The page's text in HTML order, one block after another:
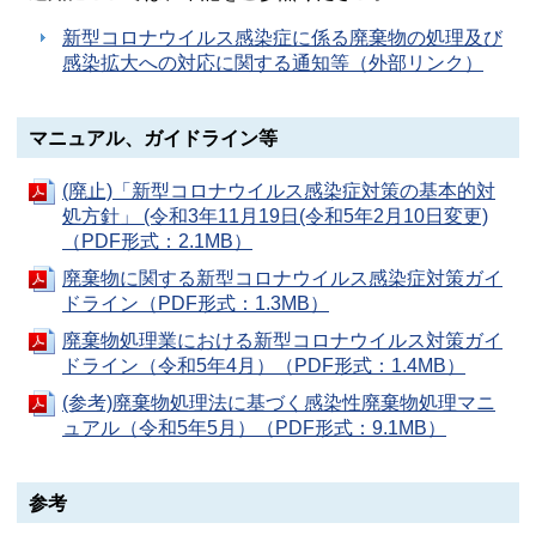
新型コロナウイルス感染症に係る廃棄物の処理及び
感染拡大への対応に関する通知等（外部リンク）
マニュアル、ガイドライン等
(廃止)「新型コロナウイルス感染症対策の基本的対
処方針」 (令和3年11月19日(令和5年2月10日変更)
（PDF形式：2.1MB）
廃棄物に関する新型コロナウイルス感染症対策ガイ
ドライン（PDF形式：1.3MB）
廃棄物処理業における新型コロナウイルス対策ガイ
ドライン（令和5年4月）（PDF形式：1.4MB）
(参考)廃棄物処理法に基づく感染性廃棄物処理マニ
ュアル（令和5年5月）（PDF形式：9.1MB）
参考